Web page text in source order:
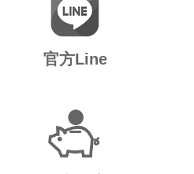
官方Line